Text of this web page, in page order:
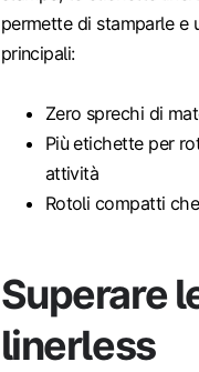
permette di stamparle e
principali:
Zero sprechi di
Più etichette per
attività
Rotoli compatti
Superare
linerless